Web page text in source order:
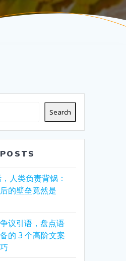
Search
人类负责背锅：
的壁垒竟然是
议引语，盘点语
的 3 个高阶文案